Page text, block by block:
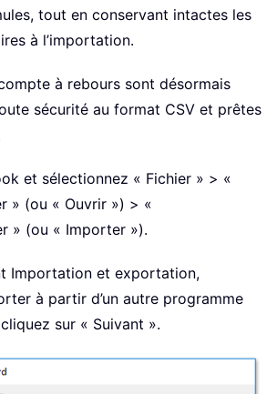
tout en conservant intactes les
à l’importation.
à rebours sont désormais
sécurité au format CSV et prêtes
et sélectionnez « Fichier » > «
» (ou « Ouvrir ») > «
» (ou « Importer »).
Importation et exportation,
à partir d’un autre programme
sur « Suivant ».